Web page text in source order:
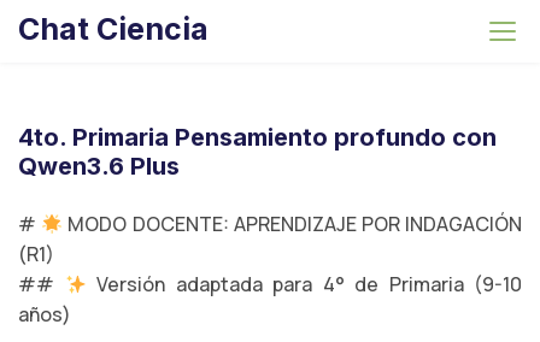
Chat Ciencia
4to. Primaria Pensamiento profundo con
Qwen3.6 Plus
#
MODO DOCENTE: APRENDIZAJE POR INDAGACIÓN
(R1)
##
Versión adaptada para 4° de Primaria (9-10
años)